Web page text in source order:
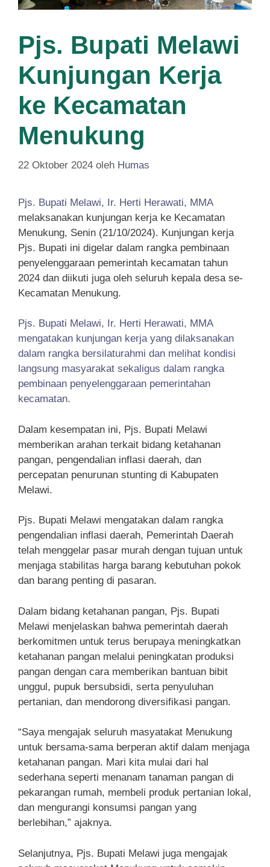
Pjs. Bupati Melawi
Kunjungan Kerja
ke Kecamatan
Menukung
22 Oktober 2024 oleh Humas
Pjs. Bupati Melawi, Ir. Herti Herawati, MMA
melaksanakan kunjungan kerja ke Kecamatan
Menukung, Senin (21/10/2024). Kunjungan kerja
Pjs. Bupati ini digelar dalam rangka pembinaan
penyelenggaraan pemerintah kecamatan tahun
2024 dan diikuti juga oleh seluruh kepala desa se-
Kecamatan Menukung.
Pjs. Bupati Melawi, Ir. Herti Herawati, MMA
mengatakan kunjungan kerja yang dilaksanakan
dalam rangka bersilaturahmi dan melihat kondisi
langsung masyarakat sekaligus dalam rangka
pembinaan penyelenggaraan pemerintahan
kecamatan.
Dalam kesempatan ini, Pjs. Bupati Melawi
memberikan arahan terkait bidang ketahanan
pangan, pengendalian inflasi daerah, dan
percepatan penurunan stunting di Kabupaten
Melawi.
Pjs. Bupati Melawi mengatakan dalam rangka
pengendalian inflasi daerah, Pemerintah Daerah
telah menggelar pasar murah dengan tujuan untuk
menjaga stabilitas harga barang kebutuhan pokok
dan barang penting di pasaran.
Dalam bidang ketahanan pangan, Pjs. Bupati
Melawi menjelaskan bahwa pemerintah daerah
berkomitmen untuk terus berupaya meningkatkan
ketahanan pangan melalui peningkatan produksi
pangan dengan cara memberikan bantuan bibit
unggul, pupuk bersubsidi, serta penyuluhan
pertanian, dan mendorong diversifikasi pangan.
“Saya mengajak seluruh masyatakat Menukung
untuk bersama-sama berperan aktif dalam menjaga
ketahanan pangan. Mari kita mulai dari hal
sederhana seperti menanam tanaman pangan di
pekarangan rumah, membeli produk pertanian lokal,
dan mengurangi konsumsi pangan yang
berlebihan,” ajaknya.
Selanjutnya, Pjs. Bupati Melawi juga mengajak